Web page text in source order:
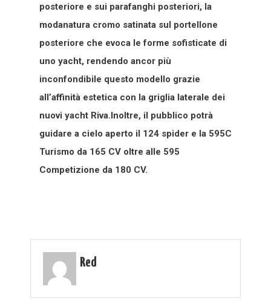
posteriore e sui parafanghi posteriori, la
modanatura cromo satinata sul portellone
posteriore che evoca le forme sofisticate di
uno yacht, rendendo ancor più
inconfondibile questo modello grazie
all’affinità estetica con la griglia laterale dei
nuovi yacht Riva.Inoltre, il pubblico potrà
guidare a cielo aperto il 124 spider e la 595C
Turismo da 165 CV oltre alle 595
Competizione da 180 CV.
Red